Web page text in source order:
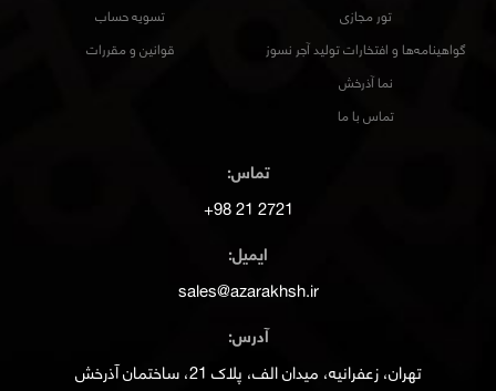
تور مجازی
گواهینامه‌ها و افتخارات تولید آجر نسوز
نما آذرخش
تماس با ما
تسویه حساب
قوانین و مقررات
تماس:
2721 21 98+
ایمیل:
sales@azarakhsh.ir
آدرس:
تهران، زعفرانیه، میدان الف، پلاک 21، ساختمان آذرخش